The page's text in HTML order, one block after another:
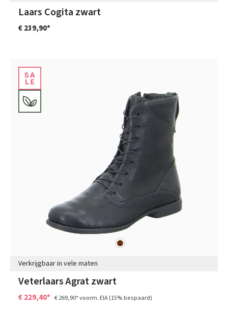
Laars Cogita zwart
€ 239,90*
bruin
Verkrijgbaar in vele maten
Veterlaars Agrat zwart
€ 229,40* € 269,90*voorm. EIA(15% bespaard)